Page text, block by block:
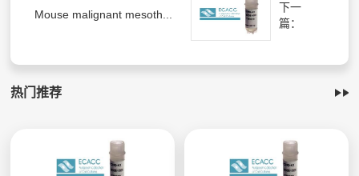
Mouse malignant mesoth...
下一
篇：
热门推荐